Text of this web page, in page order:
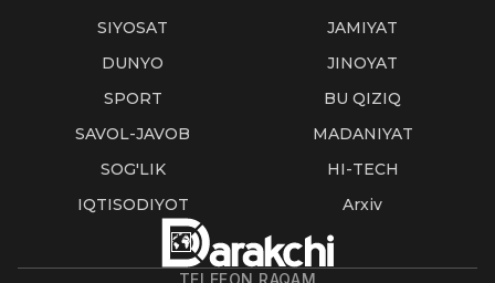
SIYOSAT
JAMIYAT
DUNYO
JINOYAT
SPORT
BU QIZIQ
SAVOL-JAVOB
MADANIYAT
SOG'LIK
HI-TECH
IQTISODIYOT
Arxiv